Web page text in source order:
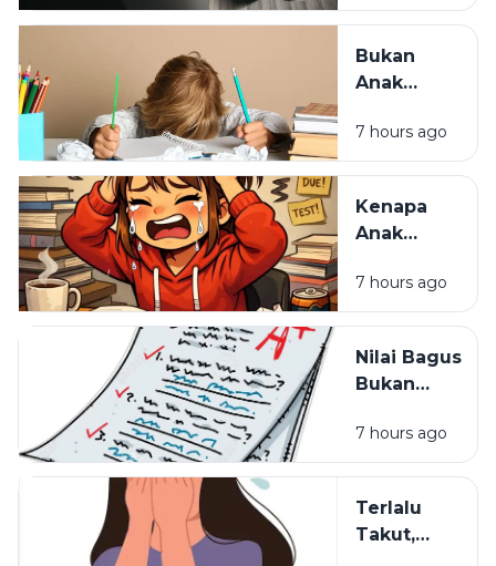
Pulang,
Tempat
Paling
Bukan
Anak
Mungkin
Cara
yang
Selama Ini
7 hours ago
Kenapa
Anak
Kehilangan
Semangat
7 hours ago
Nilai Bagus
Bukan
Hal yang
Sering
dalam
Pendidikan
7 hours ago
Terlalu
Takut,